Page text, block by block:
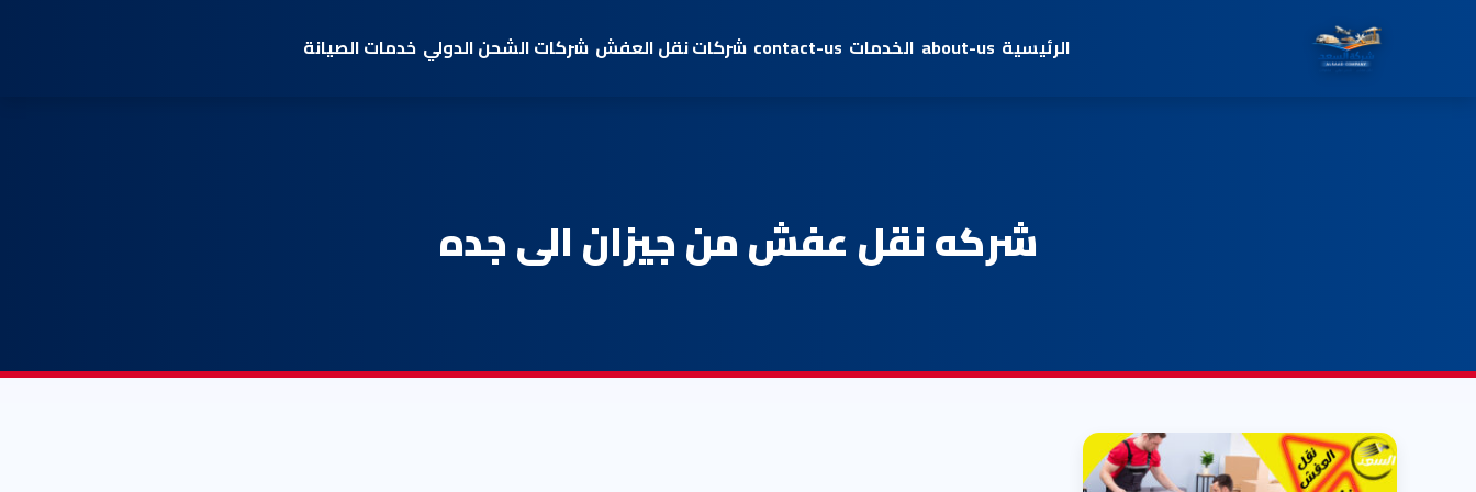
الرئيسية about-us الخدمات contact-us شركات نقل العفش شركات الشحن الدولي خدمات الصيانة
شركه نقل عفش من جيزان الى جده